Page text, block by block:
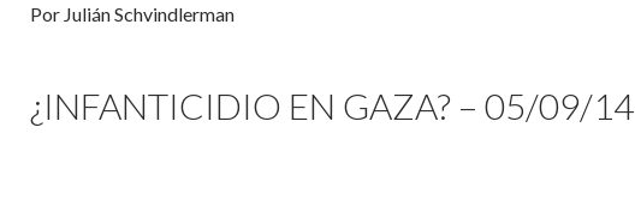
Por Julián Schvindlerman
¿INFANTICIDIO EN GAZA? – 05/09/14